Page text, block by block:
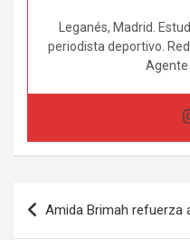
Leganés, Madrid.
periodista deportivo.
Agente
Navegación
de
Amida Brimah refuerza